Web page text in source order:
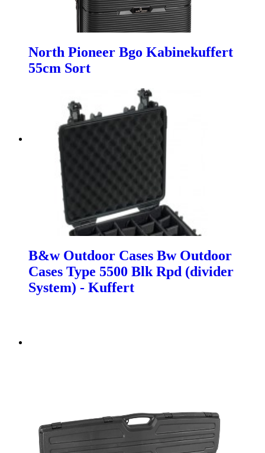
North Pioneer Bgo Kabinekuffert
55cm Sort
B&w Outdoor Cases Bw Outdoor
Cases Type 5500 Blk Rpd (divider
System) - Kuffert